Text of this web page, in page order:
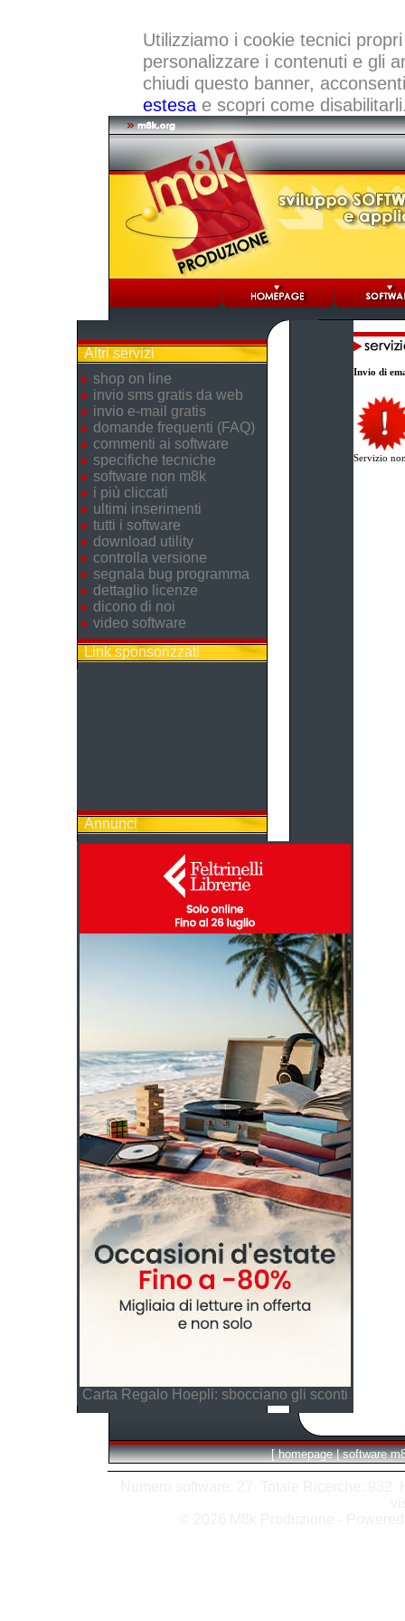
Utilizziamo i cookie tecnici
personalizzare i contenuti e gli
chiudi questo banner,
estesae scopri come
Altri servizi
shop on line
invio sms gratis da web
invio e-mail gratis
domande frequenti (FAQ)
commenti ai software
specifiche tecniche
software non m8k
i più cliccati
ultimi inserimenti
tutti i software
download utility
controlla versione
segnala bug programma
dettaglio licenze
dicono di noi
video software
Link sponsorizzati
Annunci
Carta Regalo Hoepli: sbocciano gli sconti
Invio di
Servizio
[ homepage | software